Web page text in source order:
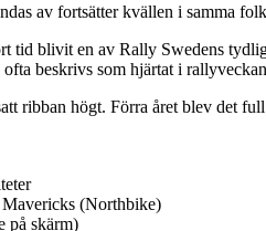
av fortsätter kvällen i samma
tid blivit en av Rally Swedens
beskrivs som hjärtat i
ribban högt. Förra året blev det
(Northbike)
på skärm)